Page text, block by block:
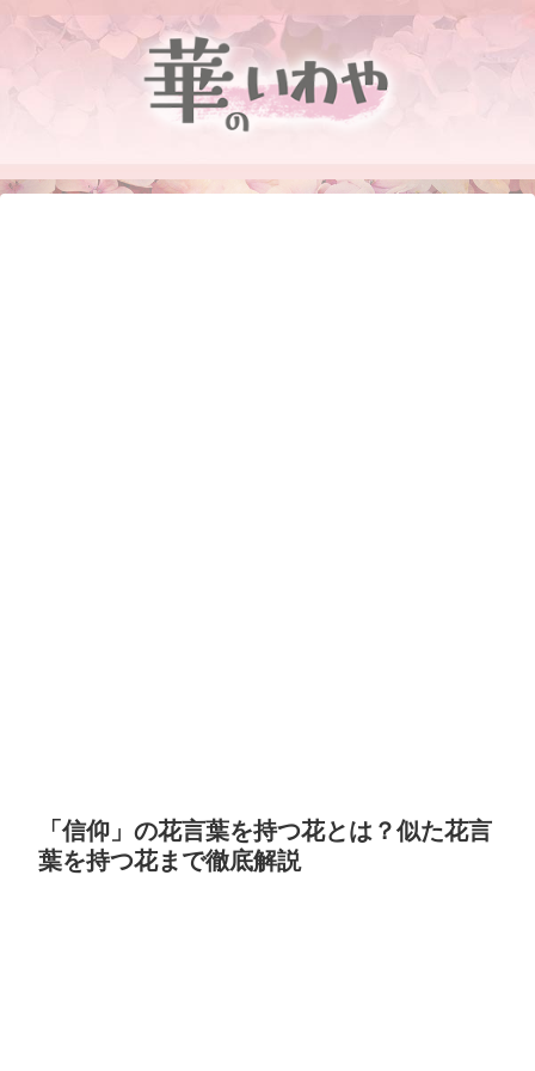
「信仰」の花言葉を持つ花とは？似た花言
葉を持つ花まで徹底解説